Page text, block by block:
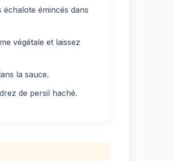
émincés dans
végétale et laissez
la sauce.
de persil haché.